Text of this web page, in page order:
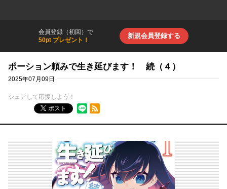
会員登録（初回）で
50pt プレゼント！
新規会員登録する
ポーション頼みで生き延びます！ 続（４）
2025年07月09日
シェアして応援しよう！
ポスト
RSSフィード